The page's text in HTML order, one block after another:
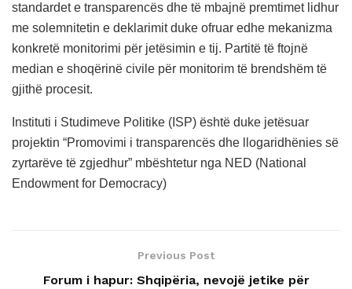
standardet e transparencës dhe të mbajnë premtimet lidhur
me solemnitetin e deklarimit duke ofruar edhe mekanizma
konkretë monitorimi për jetësimin e tij. Partitë të ftojnë
median e shoqërinë civile për monitorim të brendshëm të
gjithë procesit.
Instituti i Studimeve Politike (ISP) është duke jetësuar
projektin “Promovimi i transparencës dhe llogaridhënies së
zyrtarëve të zgjedhur” mbështetur nga NED (National
Endowment for Democracy)
Previous Post
Forum i hapur: Shqipëria, nevojë jetike për